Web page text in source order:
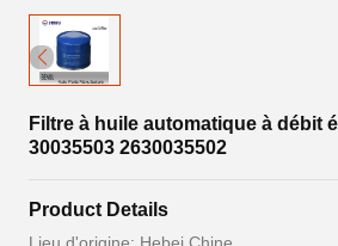
Filtre à huile automatique à débit
30035503 2630035502
Product Details